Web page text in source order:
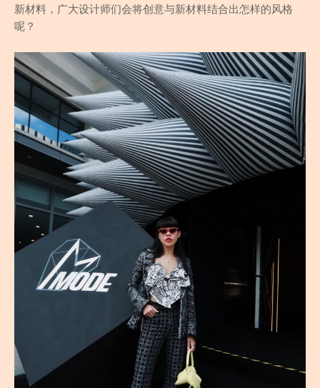
新材料，广大设计师们会将创意与新材料结合出怎样的风格
呢？